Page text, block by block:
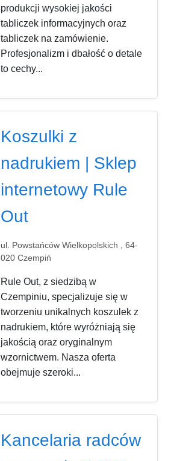
produkcji wysokiej jakości
tabliczek informacyjnych oraz
tabliczek na zamówienie.
Profesjonalizm i dbałość o detale
to cechy...
Koszulki z
nadrukiem | Sklep
internetowy Rule
Out
ul. Powstańców Wielkopolskich , 64-
020 Czempiń
Rule Out, z siedzibą w
Czempiniu, specjalizuje się w
tworzeniu unikalnych koszulek z
nadrukiem, które wyróżniają się
jakością oraz oryginalnym
wzornictwem. Nasza oferta
obejmuje szeroki...
Kancelaria radców